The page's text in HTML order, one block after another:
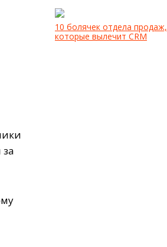
10 болячек отдела продаж,
которые вылечит CRM